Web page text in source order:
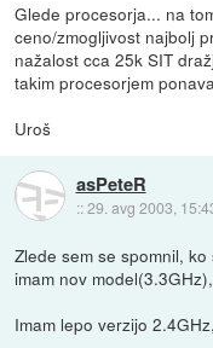
Glede procesorja... na
ceno/zmogljivost najbolj
nažalost cca 25k SIT
takim procesorjem
Uroš
asPeteR
::29. avg 2003,
Zlede sem se spomnil,
imam nov
Imam lepo verzijo